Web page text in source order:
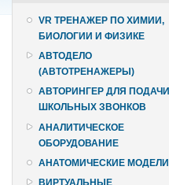
VR ТРЕНАЖЕР ПО ХИМИИ,
БИОЛОГИИ И ФИЗИКЕ
АВТОДЕЛО
(АВТОТРЕНАЖЕРЫ)
АВТОРИНГЕР ДЛЯ ПОДАЧИ
ШКОЛЬНЫХ ЗВОНКОВ
АНАЛИТИЧЕСКОЕ
ОБОРУДОВАНИЕ
АНАТОМИЧЕСКИЕ МОДЕЛИ